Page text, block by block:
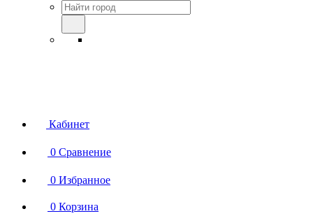
Кабинет
0 Сравнение
0 Избранное
0 Корзина